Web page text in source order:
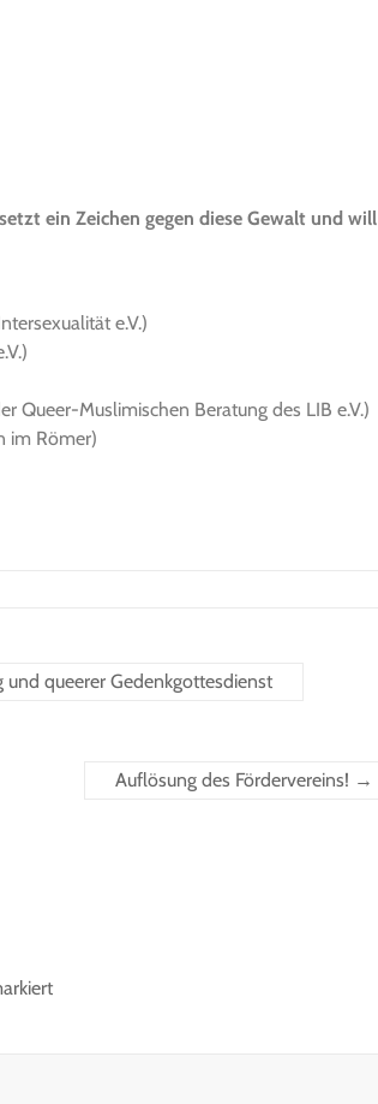
ein Zeichen gegen diese Gewalt und will
e.V.)
Queer-Muslimischen Beratung des LIB e.V.)
im Römer)
queerer Gedenkgottesdienst
Auflösung des Fördervereins! →